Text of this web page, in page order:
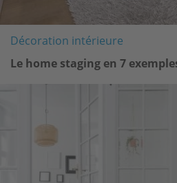
Décoration intérieure
Le home staging en 7
Image